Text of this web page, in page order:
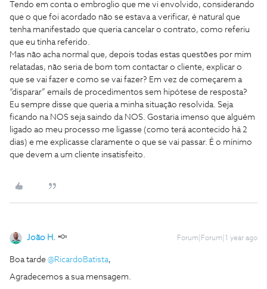
Tendo em conta o embroglio que me vi envolvido, considerando
que o que foi acordado não se estava a verificar, é natural que
tenha manifestado que queria cancelar o contrato, como referiu
que eu tinha referido.
Mas não acha normal que, depois todas estas questões por mim
relatadas, não seria de bom tom contactar o cliente, explicar o
que se vai fazer e como se vai fazer? Em vez de começarem a
“disparar” emails de procedimentos sem hipótese de resposta?
Eu sempre disse que queria a minha situação resolvida. Seja
ficando na NOS seja saindo da NOS. Gostaria imenso que alguém
ligado ao meu processo me ligasse (como terá acontecido há 2
dias) e me explicasse claramente o que se vai passar. É o mínimo
que devem a um cliente insatisfeito.
João H. Forum|Forum|1 year ago
Boa tarde ​ @RicardoBatista,
Agradecemos a sua mensagem.